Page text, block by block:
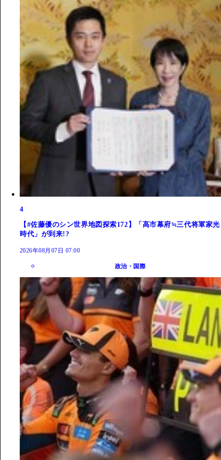
4
【#佐藤優のシン世界地図探索172】「高市幕府≒三代将軍家光
時代」が到来!?
2026年08月07日 07:00
政治・国際